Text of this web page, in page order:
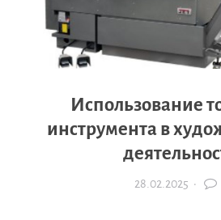
Использование
инструмента в
28.02.2025 ·